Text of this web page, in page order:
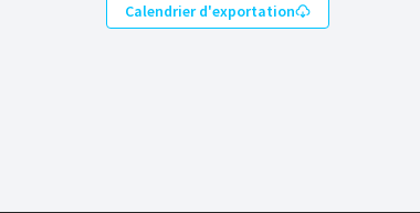
Calendrier d'exportation